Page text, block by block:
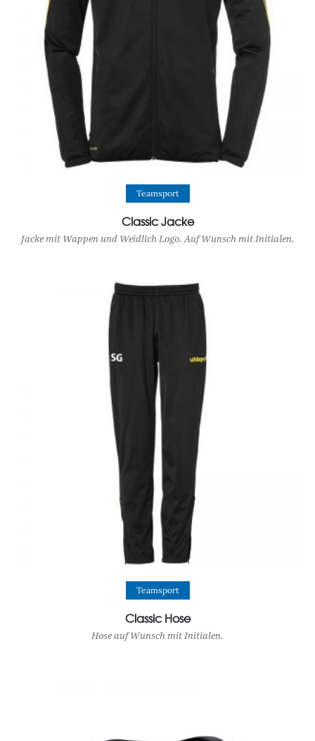
View Product
Teamsport
Classic Jacke
Jacke mit Wappen und Weidlich Logo. Auf Wunsch mit Initialen.
View Product
Teamsport
Classic Hose
Hose auf Wunsch mit Initialen.